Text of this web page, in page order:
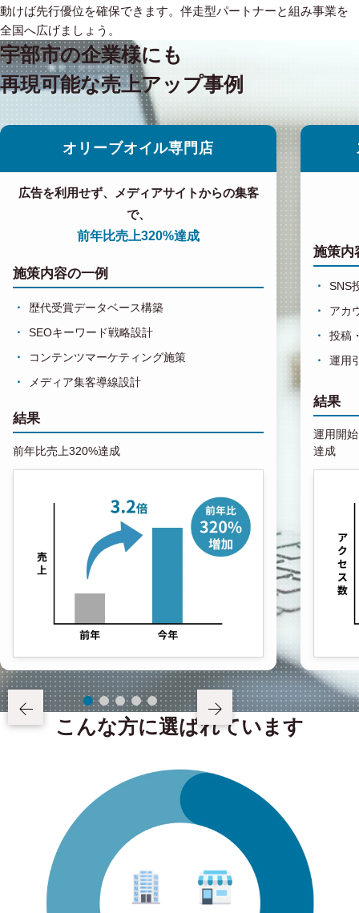
動けば先行優位を確保できます。伴走型パートナーと組み事業を
全国へ広げましょう。
宇部市の企業様にも
再現可能な売上アップ事例
オリーブオイル専門店
広告を利用せず、メディアサイトからの集客
で、
前年比売上320%達成
施策内容の一例
歴代受賞データベース構築
SEOキーワード戦略設計
コンテンツマーケティング施策
メディア集客導線設計
結果
前年比売上320%達成
施策内
SNS
アカ
投稿
運用
結果
運用開
達成
こんな方に選ばれています